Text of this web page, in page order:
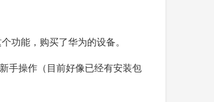
功能，购买了华为的设备。
手操作（目前好像已经有安装包